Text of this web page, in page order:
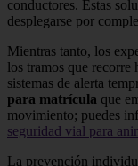
conductores. Estas
desplegarse por
Mientras tanto, los
los tramos que recorre
sistemas de alerta
para matrícula que
movimiento; puedes
seguridad vial para
La prevención